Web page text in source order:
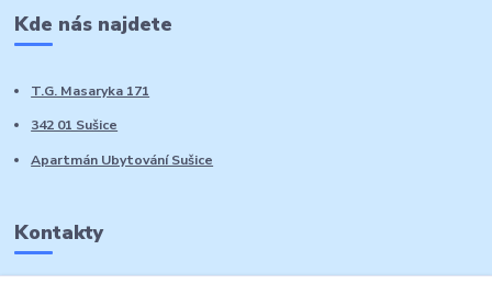
Kde nás najdete
T.G. Masaryka 171
342 01 Sušice
Apartmán Ubytování Sušice
Kontakty